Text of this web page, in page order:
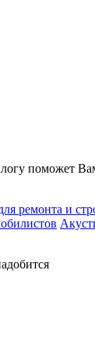
поможет
ремонта и